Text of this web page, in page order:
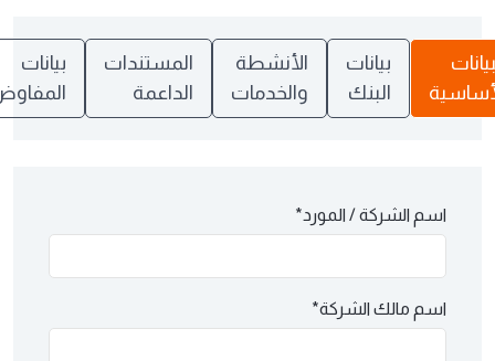
بيانات
البنك
الأنشطة
والخدمات
المستندات
الداعمة
بيانات
المفاوض
اسم الشركة / المورد*
اسم مالك الشركة*